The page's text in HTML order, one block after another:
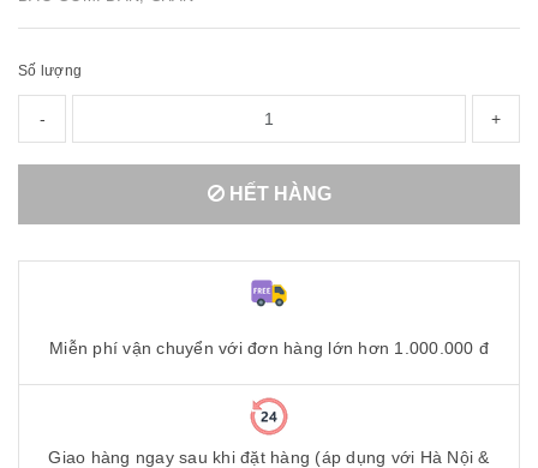
Số lượng
- +
HẾT HÀNG
Miễn phí vận chuyển với đơn hàng lớn hơn 1.000.000 đ
Giao hàng ngay sau khi đặt hàng (áp dụng với Hà Nội &